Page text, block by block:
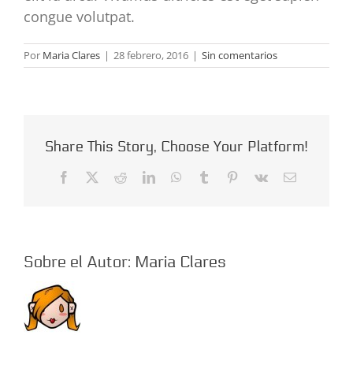
congue volutpat.
Por Maria Clares | 28 febrero, 2016 | Sin comentarios
Share This Story, Choose Your Platform!
Facebook RedditLinkedInWhatsApp
Tumblr Pinterest
Vk
Correo
Sobre el Autor: Maria Clares